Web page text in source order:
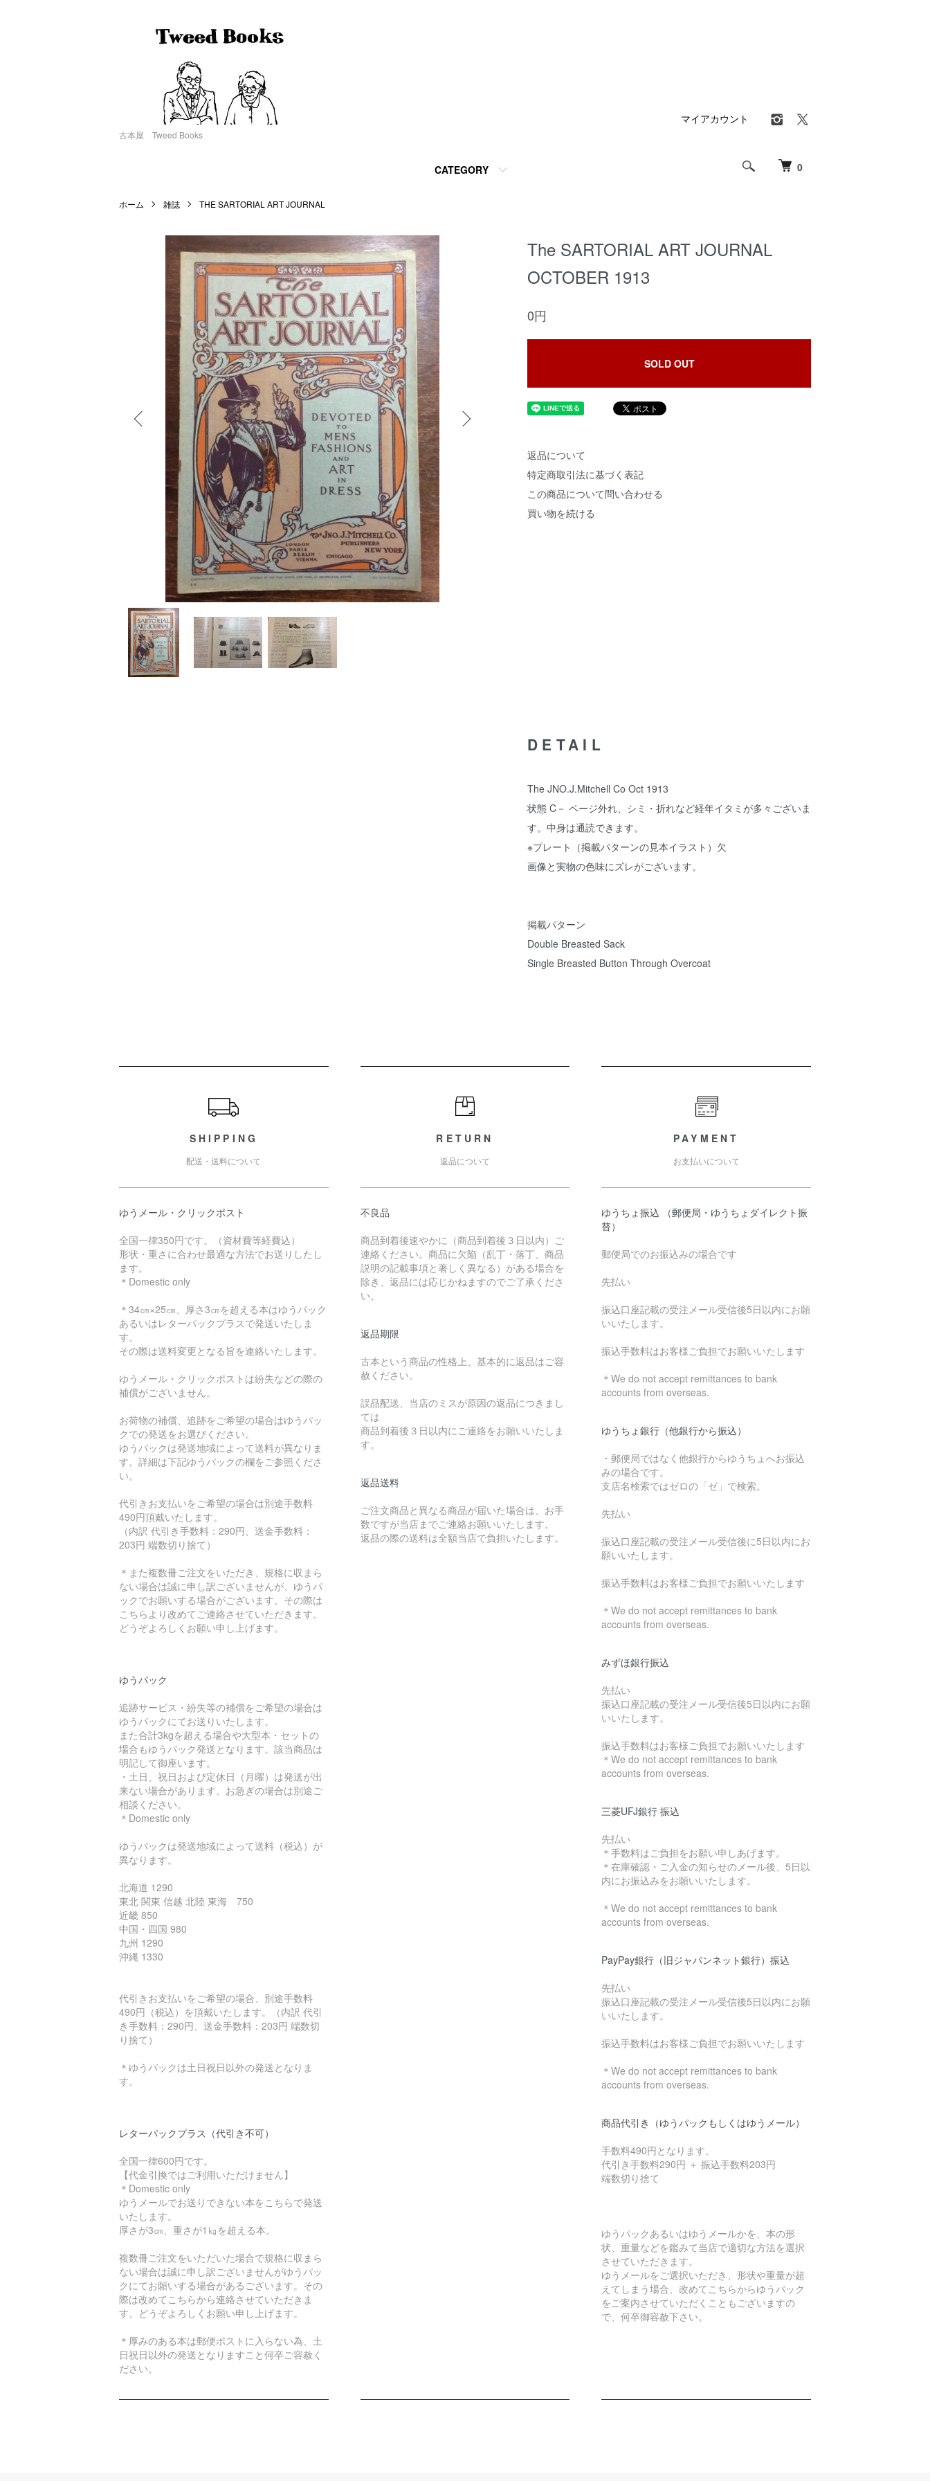
古本屋 Tweed Books
0
CATEGORY
マイアカウント
ホーム 雑誌 THE SARTORIAL ART JOURNAL
The SARTORIAL ART JOURNAL
OCTOBER 1913
0円
SOLD OUT
返品について
特定商取引法に基づく表記
この商品について問い合わせる
買い物を続ける
DETAIL
The JNO.J.Mitchell Co Oct 1913
状態 C－ ページ外れ、シミ・折れなど経年イタミが多々ございま
す。中身は通読できます。
※プレート（掲載パターンの見本イラスト）欠
画像と実物の色味にズレがございます。
掲載パターン
Double Breasted Sack
Single Breasted Button Through Overcoat
SHIPPING
配送・送料について
ゆうメール・クリックポスト
全国一律350円です。（資材費等経費込）
形状・重さに合わせ最適な方法でお送りしたし
ます。
＊Domestic only
＊34㎝×25㎝、厚さ3㎝を超える本はゆうパック
あるいはレターパックプラスで発送いたしま
す。
その際は送料変更となる旨を連絡いたします。
ゆうメール・クリックポストは紛失などの際の
補償がございません。
お荷物の補償、追跡をご希望の場合はゆうパッ
クでの発送をお選びください。
ゆうパックは発送地域によって送料が異なりま
す。詳細は下記ゆうパックの欄をご参照くださ
い。
代引きお支払いをご希望の場合は別途手数料
490円頂戴いたします。
（内訳 代引き手数料：290円、送金手数料：
203円 端数切り捨て）
＊また複数冊ご注文をいただき、規格に収まら
ない場合は誠に申し訳ございませんが、ゆうパ
ックでお願いする場合がございます。その際は
こちらより改めてご連絡させていただきます。
どうぞよろしくお願い申し上げます。
ゆうパック
追跡サービス・紛失等の補償をご希望の場合は
ゆうパックにてお送りいたします。
また合計3kgを超える場合や大型本・セットの
場合もゆうパック発送となります。該当商品は
明記して御座います。
・土日、祝日および定休日（月曜）は発送が出
来ない場合があります。お急ぎの場合は別途ご
相談ください。
＊Domestic only
ゆうパックは発送地域によって送料（税込）が
異なります。
北海道 1290
東北 関東 信越 北陸 東海 750
近畿 850
中国・四国 980
九州 1290
沖縄 1330
代引きお支払いをご希望の場合、別途手数料
490円（税込）を頂戴いたします。（内訳 代引
き手数料：290円、送金手数料：203円 端数切
り捨て）
＊ゆうパックは土日祝日以外の発送となりま
す。
レターパックプラス（代引き不可）
全国一律600円です。
【代金引換ではご利用いただけません】
＊Domestic only
ゆうメールでお送りできない本をこちらで発送
いたします。
厚さが3㎝、重さが1㎏を超える本。
複数冊ご注文をいただいた場合で規格に収まら
ない場合は誠に申し訳ございませんがゆうパッ
クにてお願いする場合があるございます。その
際は改めてこちらから連絡させていただきま
す。どうぞよろしくお願い申し上げます。
＊厚みのある本は郵便ポストに入らない為、土
日祝日以外の発送となりますこと何卒ご容赦く
ださい。
RETURN
返品について
不良品
商品到着後速やかに（商品到着後３日以内）ご
連絡ください。商品に欠陥（乱丁・落丁、商品
説明の記載事項と著しく異なる）がある場合を
除き、返品には応じかねますのでご了承くださ
い。
返品期限
古本という商品の性格上、基本的に返品はご容
赦ください。
誤品配送、当店のミスが原因の返品につきまし
ては
商品到着後３日以内にご連絡をお願いいたしま
す。
返品送料
ご注文商品と異なる商品が届いた場合は、お手
数ですが当店までご連絡お願いいたします。
返品の際の送料は全額当店で負担いたします。
PAYMENT
お支払いについて
ゆうちょ振込 （郵便局・ゆうちょダイレクト振
替）
郵便局でのお振込みの場合です
先払い
振込口座記載の受注メール受信後5日以内にお願
いいたします。
振込手数料はお客様ご負担でお願いいたします
＊We do not accept remittances to bank
accounts from overseas.
ゆうちょ銀行（他銀行から振込）
・郵便局ではなく他銀行からゆうちょへお振込
みの場合です。
支店名検索ではゼロの「ゼ」で検索。
先払い
振込口座記載の受注メール受信後に5日以内にお
願いいたします。
振込手数料はお客様ご負担でお願いいたします
＊We do not accept remittances to bank
accounts from overseas.
みずほ銀行振込
先払い
振込口座記載の受注メール受信後5日以内にお願
いいたします。
振込手数料はお客様ご負担でお願いいたします
＊We do not accept remittances to bank
accounts from overseas.
三菱UFJ銀行 振込
先払い
＊手数料はご負担をお願い申しあげます。
＊在庫確認・ご入金の知らせのメール後、5日以
内にお振込みをお願いいたします。
＊We do not accept remittances to bank
accounts from overseas.
PayPay銀行（旧ジャパンネット銀行）振込
先払い
振込口座記載の受注メール受信後5日以内にお願
いいたします。
振込手数料はお客様ご負担でお願いいたします
＊We do not accept remittances to bank
accounts from overseas.
商品代引き（ゆうパックもしくはゆうメール）
手数料490円となります。
代引き手数料290円 ＋ 振込手数料203円
端数切り捨て
ゆうパックあるいはゆうメールかを、本の形
状、重量などを鑑みて当店で適切な方法を選択
させていただきます。
ゆうメールをご選択いただき、形状や重量が超
えてしまう場合、改めてこちらからゆうパック
をご案内させていただくこともございますの
で、何卒御容赦下さい。